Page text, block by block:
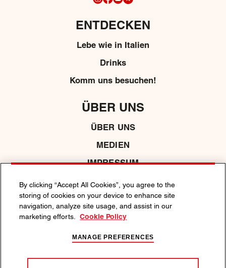
ENTDECKEN
Lebe wie in Italien
Drinks
Komm uns besuchen!
ÜBER UNS
ÜBER UNS
MEDIEN
IMPRESSUM
DATENSCHUTZRICHTLINIE
COOKIE -RICHTLINIE
ALLGEMEINE GESCHÄFTSBEDINGUNGEN
VERANTWORTUNGSVOLL GENIESSEN.
verantwortungsbewussten Genuss von Alkohol unter:
By clicking “Accept All Cookies”, you agree to the
storing of cookies on your device to enhance site
navigation, analyze site usage, and assist in our
marketing efforts.
Cookie Policy
MANAGE PREFERENCES